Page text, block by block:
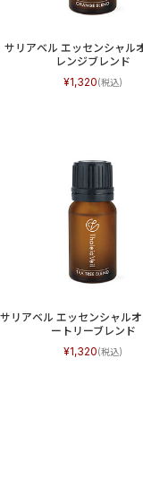
サリアベル エッセンシャル
レンジブレンド
1,320
サリアベル エッセンシャルオ
ートリーブレンド
1,320